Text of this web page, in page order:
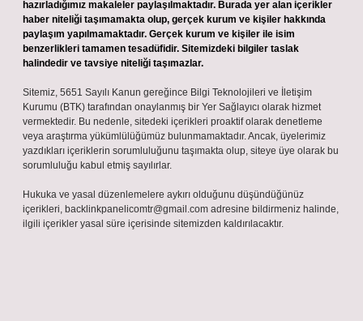
hazırladığımız makaleler paylaşılmaktadır. Burada yer alan içerikler
haber niteliği taşımamakta olup, gerçek kurum ve kişiler hakkında
paylaşım yapılmamaktadır. Gerçek kurum ve kişiler ile isim
benzerlikleri tamamen tesadüfidir. Sitemizdeki bilgiler taslak
halindedir ve tavsiye niteliği taşımazlar.
Sitemiz, 5651 Sayılı Kanun gereğince Bilgi Teknolojileri ve İletişim
Kurumu (BTK) tarafından onaylanmış bir Yer Sağlayıcı olarak hizmet
vermektedir. Bu nedenle, sitedeki içerikleri proaktif olarak denetleme
veya araştırma yükümlülüğümüz bulunmamaktadır. Ancak, üyelerimiz
yazdıkları içeriklerin sorumluluğunu taşımakta olup, siteye üye olarak bu
sorumluluğu kabul etmiş sayılırlar.
Hukuka ve yasal düzenlemelere aykırı olduğunu düşündüğünüz
içerikleri, backlinkpanelicomtr@gmail.com adresine bildirmeniz halinde,
ilgili içerikler yasal süre içerisinde sitemizden kaldırılacaktır.